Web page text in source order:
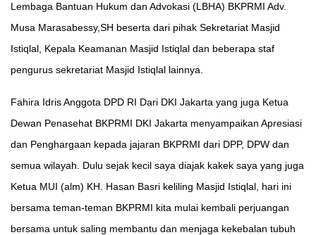
Lembaga Bantuan Hukum dan Advokasi (LBHA) BKPRMI Adv.
Musa Marasabessy,SH beserta dari pihak Sekretariat Masjid
Istiqlal, Kepala Keamanan Masjid Istiqlal dan beberapa staf
pengurus sekretariat Masjid Istiqlal lainnya.
Fahira Idris Anggota DPD RI Dari DKI Jakarta yang juga Ketua
Dewan Penasehat BKPRMI DKI Jakarta menyampaikan Apresiasi
dan Penghargaan kepada jajaran BKPRMI dari DPP, DPW dan
semua wilayah. Dulu sejak kecil saya diajak kakek saya yang juga
Ketua MUI (alm) KH. Hasan Basri keliling Masjid Istiqlal, hari ini
bersama teman-teman BKPRMI kita mulai kembali perjuangan
bersama untuk saling membantu dan menjaga kekebalan tubuh